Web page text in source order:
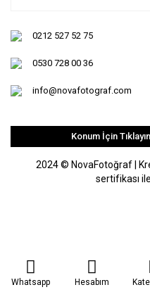
0212 527 52 75
0530 728 00 36
info@novafotograf.com
Konum İçin Tıklayın
2024 © NovaFotoğraf |
sertifikası
Whatsapp Hesabım ideasoft